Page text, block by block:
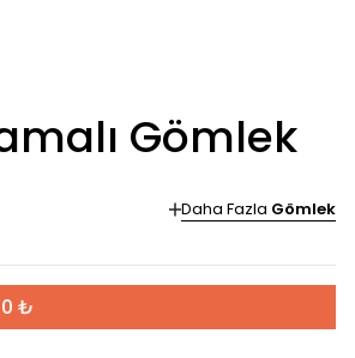
Gömlek
Daha Fazla Gömlek
₺